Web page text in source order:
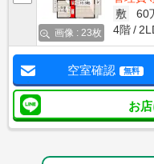
画像 : 23枚
敷
60
4階
空室確認 無料
お